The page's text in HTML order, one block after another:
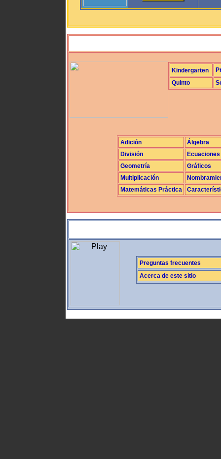
Kindergarten
Quinto
Adición
Álgebra
División
Ecuaciones
Geometría
Gráficos
Multiplicación
Matemáticas Práctica
Preguntas frecuentes
Acerca de este sitio